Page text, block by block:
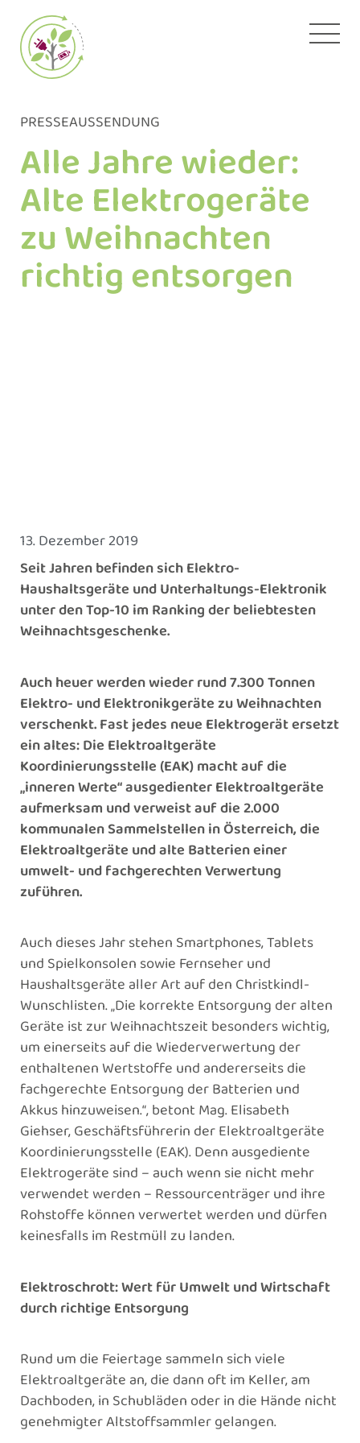
Inhalt
springen
PRESSEAUSSENDUNG
Alle Jahre wieder:
Alte Elektrogeräte
zu Weihnachten
richtig entsorgen
13. Dezember 2019
Seit Jahren befinden sich Elektro-
Haushaltsgeräte und Unterhaltungs-Elektronik
unter den Top-10 im Ranking der beliebtesten
Weihnachtsgeschenke.
Auch heuer werden wieder rund 7.300 Tonnen
Elektro- und Elektronikgeräte zu Weihnachten
verschenkt. Fast jedes neue Elektrogerät ersetzt
ein altes: Die Elektroaltgeräte
Koordinierungsstelle (EAK) macht auf die
„inneren Werte“ ausgedienter Elektroaltgeräte
aufmerksam und verweist auf die 2.000
kommunalen Sammelstellen in Österreich, die
Elektroaltgeräte und alte Batterien einer
umwelt- und fachgerechten Verwertung
zuführen.
Auch dieses Jahr stehen Smartphones, Tablets
und Spielkonsolen sowie Fernseher und
Haushaltsgeräte aller Art auf den Christkindl-
Wunschlisten. „Die korrekte Entsorgung der alten
Geräte ist zur Weihnachtszeit besonders wichtig,
um einerseits auf die Wiederverwertung der
enthaltenen Wertstoffe und andererseits die
fachgerechte Entsorgung der Batterien und
Akkus hinzuweisen.“, betont Mag. Elisabeth
Giehser, Geschäftsführerin der Elektroaltgeräte
Koordinierungsstelle (EAK). Denn ausgediente
Elektrogeräte sind – auch wenn sie nicht mehr
verwendet werden – Ressourcenträger und ihre
Rohstoffe können verwertet werden und dürfen
keinesfalls im Restmüll zu landen.
Elektroschrott: Wert für Umwelt und Wirtschaft
durch richtige Entsorgung
Rund um die Feiertage sammeln sich viele
Elektroaltgeräte an, die dann oft im Keller, am
Dachboden, in Schubläden oder in die Hände nicht
genehmigter Altstoffsammler gelangen.